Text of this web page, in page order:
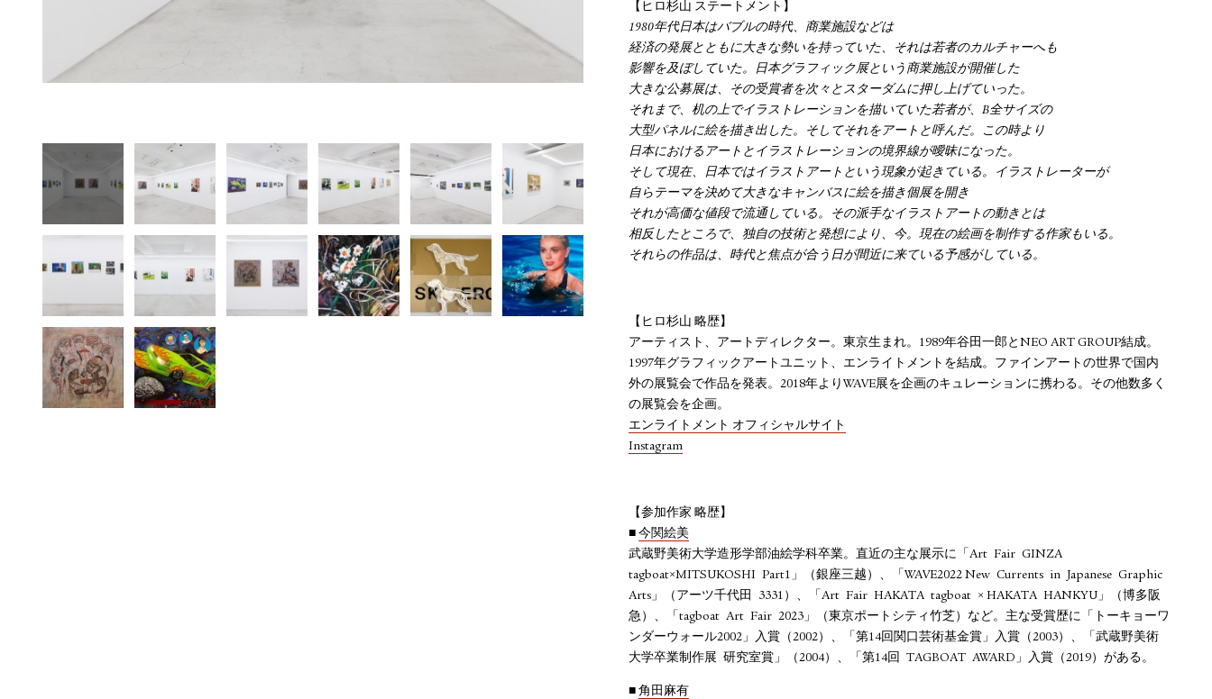
【ヒロ杉山 ステートメント】
1980年代日本はバブルの時代、商業施設などは
経済の発展とともに大きな勢いを持っていた、それは若者のカルチャーへも
影響を及ぼしていた。日本グラフィック展という商業施設が開催した
大きな公募展は、その受賞者を次々とスターダムに押し上げていった。
それまで、机の上でイラストレーションを描いていた若者が、B全サイズの
大型パネルに絵を描き出した。そしてそれをアートと呼んだ。この時より
日本におけるアートとイラストレーションの境界線が曖昧になった。
そして現在、日本ではイラストアートという現象が起きている。イラストレーターが
自らテーマを決めて大きなキャンバスに絵を描き個展を開き
それが高価な値段で流通している。その派手なイラストアートの動きとは
相反したところで、独自の技術と発想により、今。現在の絵画を制作する作家もいる。
それらの作品は、時代と焦点が合う日が間近に来ている予感がしている。
【ヒロ杉山 略歴】
アーティスト、アートディレクター。東京生まれ。1989年谷田一郎とNEO ART GROUP結成。
1997年グラフィックアートユニット、エンライトメントを結成。ファインアートの世界で国内
外の展覧会で作品を発表。2018年よりWAVE展を企画のキュレーションに携わる。その他数多く
の展覧会を企画。
エンライトメント オフィシャルサイト
Instagram
【参加作家 略歴】
■ 今関絵美
武蔵野美術⼤学造形学部油絵学科卒業。直近の主な展⽰に「Art Fair GINZA
tagboat×MITSUKOSHI Part1」（銀座三越）、「WAVE2022 New Currents in Japanese Graphic
Arts」（アーツ千代⽥ 3331）、「Art Fair HAKATA tagboat × HAKATA HANKYU」（博多阪
急）、「tagboat Art Fair 2023」（東京ポートシティ⽵芝）など。主な受賞歴に「トーキョーワ
ンダーウォール2002」⼊賞（2002）、「第14回関⼝芸術基⾦賞」⼊賞（2003）、「武蔵野美術
⼤学卒業制作展 研究室賞」（2004）、「第14回 TAGBOAT AWARD」⼊賞（2019）がある。
■ 角田麻有